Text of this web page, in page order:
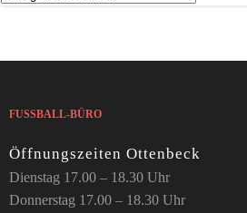
FUSSBALL-BÜRO
Öffnungszeiten Ottenbeck
Dienstag 17.00 – 18.30 Uhr
Donnerstag 17.00 – 18.30 Uhr